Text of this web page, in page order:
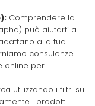
Comprendere la
può aiutarti a
alla tua
consulenze
online per
utilizzando i filtri su
i prodotti